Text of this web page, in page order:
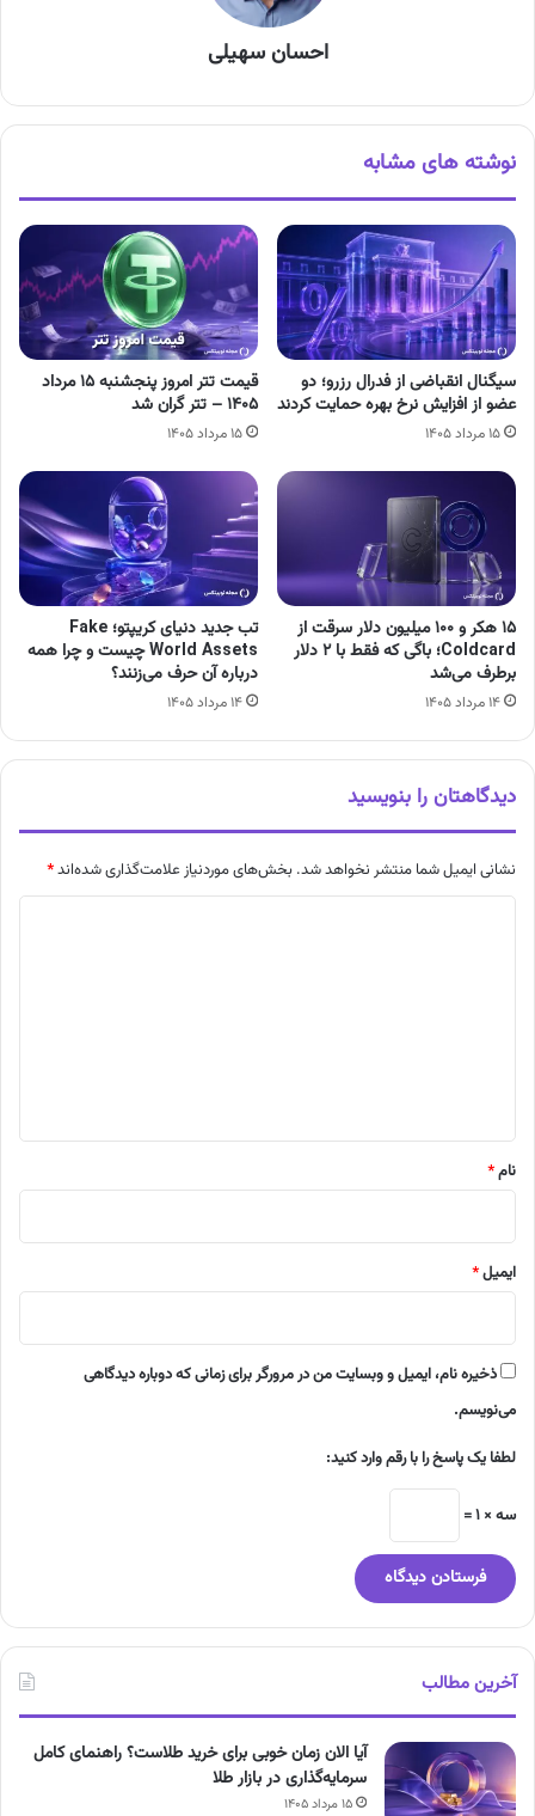
احسان سهیلی
نوشته های مشابه
سیگنال انقباضی از فدرال رزرو؛ دو
عضو از افزایش نرخ بهره حمایت کردند
۱۵ مرداد ۱۴۰۵
قیمت تتر امروز پنجشنبه ۱۵ مرداد
۱۴۰۵ – تتر گران شد
۱۵ مرداد ۱۴۰۵
۱۵ هکر و ۱۰۰ میلیون دلار سرقت از
Coldcard؛ باگی که فقط با ۲ دلار
برطرف می‌شد
۱۴ مرداد ۱۴۰۵
تب جدید دنیای کریپتو؛ Fake
World Assets چیست و چرا همه
درباره آن حرف می‌زنند؟
۱۴ مرداد ۱۴۰۵
دیدگاهتان را بنویسید
نشانی ایمیل شما منتشر نخواهد شد. بخش‌های موردنیاز علامت‌گذاری شده‌اند*
نام*
ایمیل*
ذخیره نام، ایمیل و وبسایت من در مرورگر برای زمانی که دوباره دیدگاهی
می‌نویسم.
لطفا یک پاسخ را با رقم وارد کنید:
سه × 1 =
آخرین مطالب
آیا الان زمان خوبی برای خرید طلاست؟ راهنمای کامل
سرمایه‌گذاری در بازار طلا
۱۵ مرداد ۱۴۰۵